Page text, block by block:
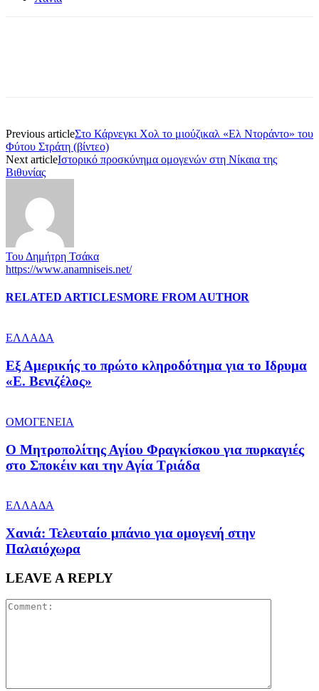
Previous articleΣτο Κάρνεγκι Χολ το μιούζικαλ «Ελ Ντοράντο» του
Φύτου Στράτη (βίντεο)
Next articleΙστορικό προσκύνημα ομογενών στη Νίκαια της
Βιθυνίας
Του Δημήτρη Τσάκα
https://www.anamniseis.net/
RELATED ARTICLESMORE FROM AUTHOR
ΕΛΛΑΔΑ
Εξ Αμερικής το πρώτο κληροδότημα για το Ιδρυμα
«Ε. Βενιζέλος»
ΟΜΟΓΕΝΕΙΑ
Ο Μητροπολίτης Αγίου Φραγκίσκου για πυρκαγιές
στο Σποκέιν και την Αγία Τριάδα
ΕΛΛΑΔΑ
Χανιά: Τελευταίο μπάνιο για ομογενή στην
Παλαιόχωρα
LEAVE A REPLY